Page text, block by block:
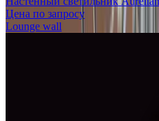
Цена по запросу
Lounge wall